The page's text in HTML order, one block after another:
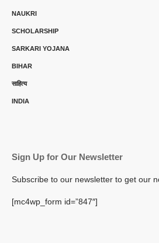
NAUKRI
SCHOLARSHIP
SARKARI YOJANA
BIHAR
साहित्य
INDIA
Sign Up for Our Newsletter
Subscribe to our newsletter to get our
[mc4wp_form id=”847″]